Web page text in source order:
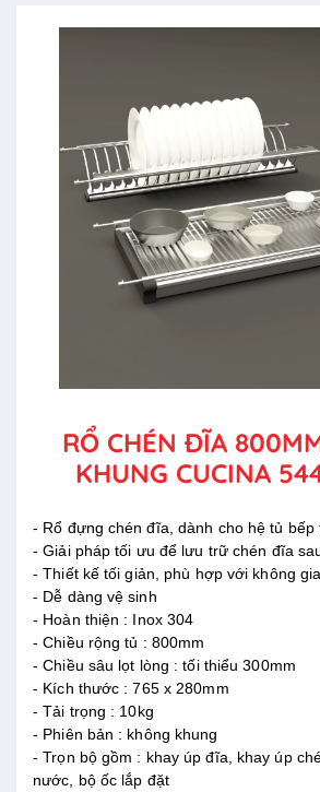
RỔ CHÉN ĐĨA
KHUNG CUCINA
- Rổ đựng chén đĩa, dành cho hệ tủ bếp
- Giải pháp tối ưu để lưu trữ chén đĩa
- Thiết kế tối giản, phù hợp với không
- Dễ dàng vệ sinh
- Hoàn thiện : Inox 304
- Chiều rộng tủ : 800mm
- Chiều sâu lọt lòng : tối thiểu 300mm
- Kích thước : 765 x 280mm
- Tải trọng : 10kg
- Phiên bản : không khung
- Trọn bộ gồm : khay úp đĩa, khay úp
nước, bộ ốc lắp đặt